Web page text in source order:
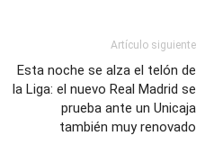
Artículo siguiente
Esta noche se alza el telón de
la Liga: el nuevo Real Madrid se
prueba ante un Unicaja
también muy renovado